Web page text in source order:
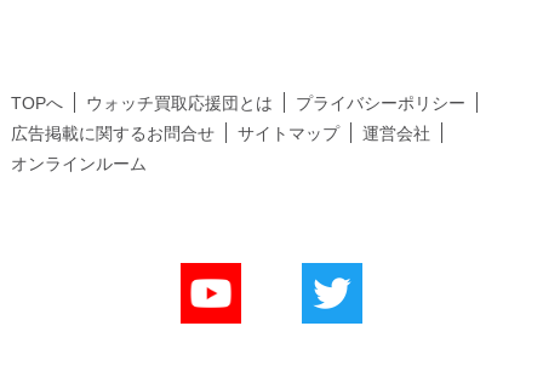
TOPへ ウォッチ買取応援団とは
プライバシーポリシー
広告掲載に関するお問合せ
サイトマップ
運営会社
オンラインルーム